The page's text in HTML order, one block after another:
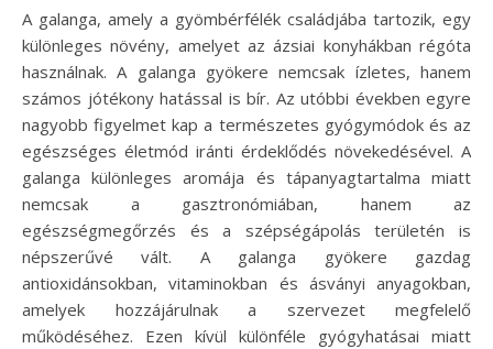
A galanga, amely a gyömbérfélék családjába tartozik, egy
különleges növény, amelyet az ázsiai konyhákban régóta
használnak. A galanga gyökere nemcsak ízletes, hanem
számos jótékony hatással is bír. Az utóbbi években egyre
nagyobb figyelmet kap a természetes gyógymódok és az
egészséges életmód iránti érdeklődés növekedésével. A
galanga különleges aromája és tápanyagtartalma miatt
nemcsak a gasztronómiában, hanem az
egészségmegőrzés és a szépségápolás területén is
népszerűvé vált. A galanga gyökere gazdag
antioxidánsokban, vitaminokban és ásványi anyagokban,
amelyek hozzájárulnak a szervezet megfelelő
működéséhez. Ezen kívül különféle gyógyhatásai miatt